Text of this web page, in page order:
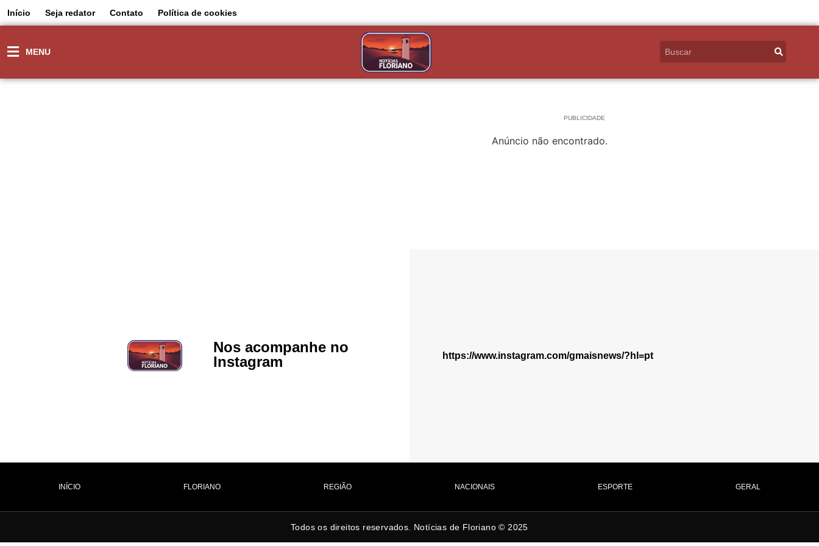
Início Seja redator Contato Política de cookies
MENU
PUBLICIDADE
Anúncio não encontrado.
Nos acompanhe no
Instagram
https://www.instagram.com/gmaisnews/?hl=pt
INÍCIO FLORIANO REGIÃO NACIONAIS ESPORTE GERAL
Todos os direitos reservados. Notícias de Floriano © 2025